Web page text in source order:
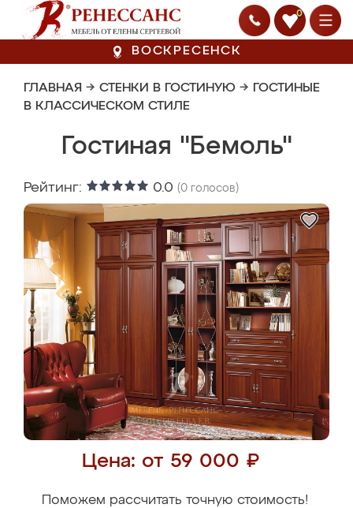
0
ВОСКРЕСЕНСК
ГЛАВНАЯ → СТЕНКИ В ГОСТИНУЮ → ГОСТИНЫЕ
В КЛАССИЧЕСКОМ СТИЛЕ
Гостиная "Бемоль"
Рейтинг: 0.0 (0 голосов)
Цена: от 59 000 ₽
Поможем рассчитать точную стоимость!